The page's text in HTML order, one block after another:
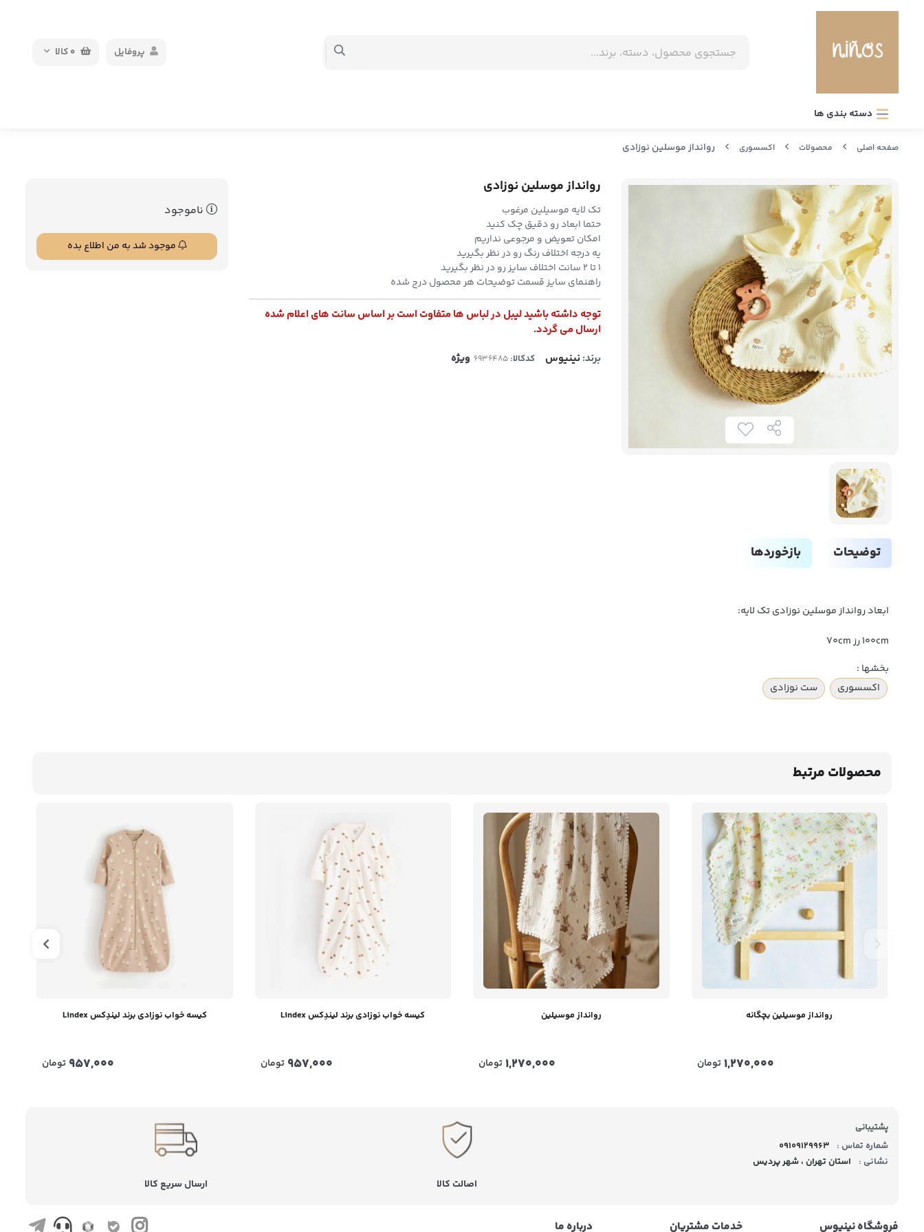
0کالا پروفایل
دسته بندی ها
صفحه اصلی محصولات اکسسوری روانداز موسلین نوزادی
روانداز موسلین نوزادی
تک لایه موسیلین مرغوب
حتما ابعاد رو دقیق چک کنید
امکان تعویض و مرجوعی نداریم
یه درجه اختلاف رنگ رو در نظر بگیرید
۱ تا ۲ سانت اختلاف سایز رو در نظر بگیرید
راهنمای سایز قسمت توضیحات هر محصول درج شده
توجه داشته باشید لیبل در لباس ها متفاوت است بر اساس سانت های اعلام شده
ارسال می گردد.
برند:نینیوس کدکالا: ویژه
ناموجود
موجود شد به من اطلاع بده
توضیحات بازخوردها
ابعاد روانداز موسلین نوزادی تک لایه:
۱۰۰cm رز ۷۰cm
بخشها :
اکسسوری
ست نوزادی
محصولات مرتبط
روانداز موسیلین بچگانه
1,270,000 تومان
روانداز موسیلین
1,270,000تومان
کیسه خواب نوزادی برند لیندِکس Lindex
957,000 تومان
کیسه خواب نوزادی برند لیندِکس Lindex
957,000 تومان
پشتیبانی
شماره تماس :
09109129963
نشانی :
استان تهران ، شهر پردیس
اصالت کالا ارسال سریع کالا
فروشگاه نینیوس خدمات مشتریان درباره ما